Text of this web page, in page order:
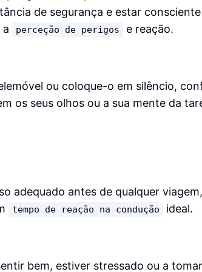
de segurança e estar
a
perceção de perigos e reação.
ou coloque-o em silêncio,
os seus olhos ou a sua mente da
adequado antes de qualquer viagem,
tempo de reação na condução ideal.
bem, estiver stressado ou a tomar